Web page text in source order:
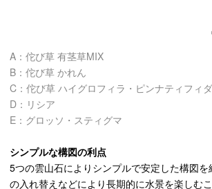
A：佗び草 有茎草MIX
B：佗び草 かれん
C：佗び草 ハイグロフィラ・ピンナティフィダ
D：リシア
E：グロッソ・スティグマ
シンプルな構図の利点
5つの雲山石によりシンプルで安定した構図
の入れ替えなどにより長期的に水景を楽しむ